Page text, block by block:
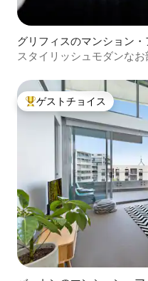
グリフィスのマンション・
スタイリッシュモダンな
大好評のゲストチョイスで
ゲストチョイス